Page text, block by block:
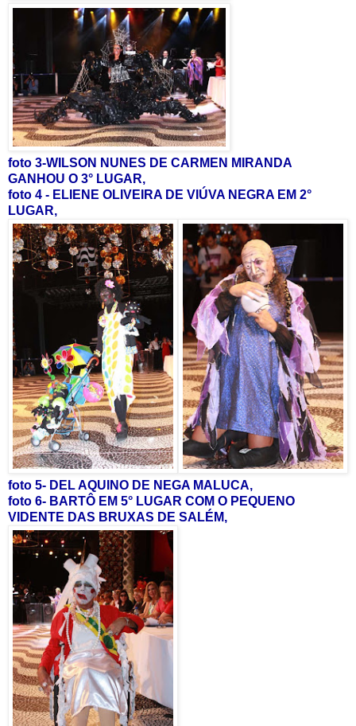
foto 3-WILSON NUNES DE CARMEN MIRANDA
GANHOU O 3° LUGAR,
foto 4 - ELIENE OLIVEIRA DE VIÚVA NEGRA EM 2°
LUGAR,
foto 5- DEL AQUINO DE NEGA MALUCA,
foto 6- BARTÔ EM 5° LUGAR COM O PEQUENO
VIDENTE DAS BRUXAS DE SALÉM,